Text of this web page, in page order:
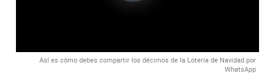
Así es cómo debes compartir los décimos de la Lotería de Navidad por
WhatsApp